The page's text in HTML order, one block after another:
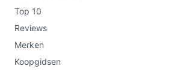
Top 10
Reviews
Merken
Koopgidsen